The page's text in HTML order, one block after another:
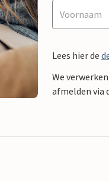
Lees hier de
We
afmelden via